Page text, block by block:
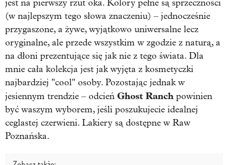
jest na pierwszy rzut oka. Kolory pełne są sprzeczności
(w najlepszym tego słowa znaczeniu) – jednocześnie
przygaszone, a żywe, wyjątkowo uniwersalne lecz
oryginalne, ale przede wszystkim w zgodzie z naturą, a
na dłoni prezentujące się jak nie z tego świata. Dla
mnie cała kolekcja jest jak wyjęta z kosmetyczki
najbardziej "cool" osoby. Pozostając jednak w
jesiennym trendzie – odcień Ghost Ranch powinien
być waszym wyborem, jeśli poszukujecie idealnej
ceglastej czerwieni. Lakiery są dostępne w Raw
Poznańska.